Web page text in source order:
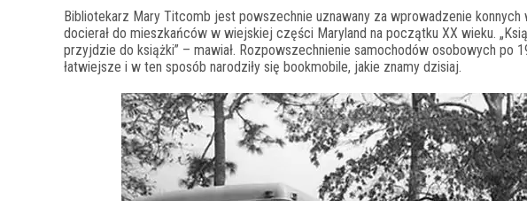
Bibliotekarz Mary Titcomb jest powszechnie uznawany za wprowadzenie
docierał do mieszkańców w wiejskiej części Maryland na początku XX wieku.
przyjdzie do książki” – mawiał. Rozpowszechnienie samochodów osobowych po
łatwiejsze i w ten sposób narodziły się bookmobile, jakie znamy dzisiaj.